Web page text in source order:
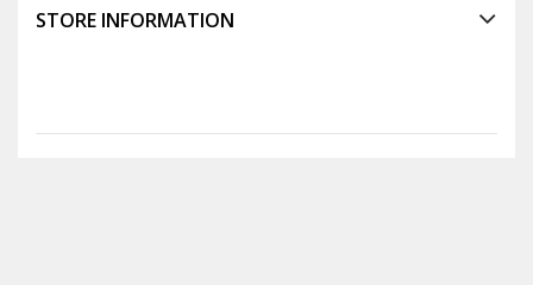
STORE INFORMATION